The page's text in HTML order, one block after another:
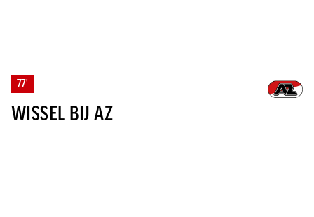
77'
WISSEL BIJ AZ